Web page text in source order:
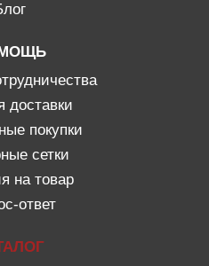
доставки
покупки
сетки
на товар
ответ